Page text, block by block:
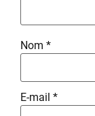
Nom *
E-mail *